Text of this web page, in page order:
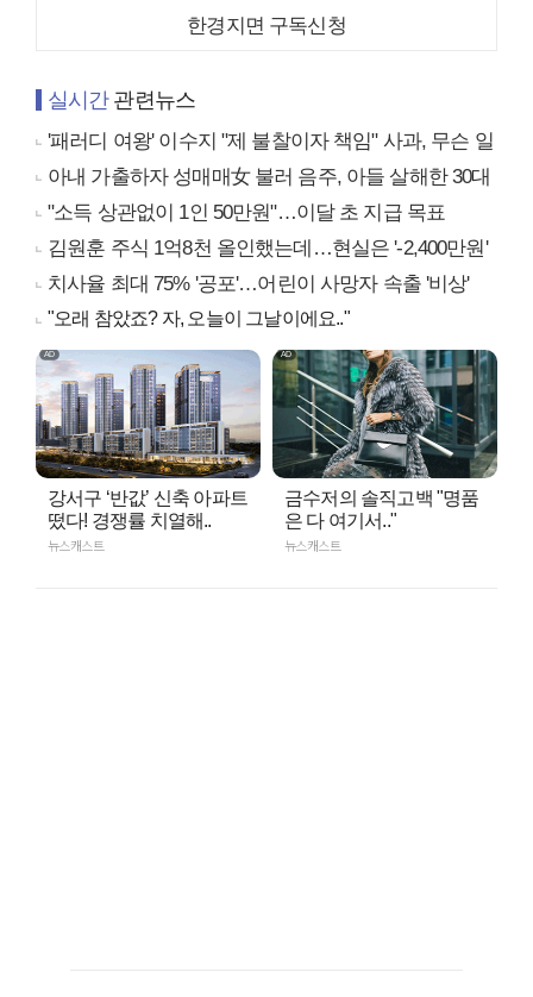
한경지면 구독신청
실시간관련뉴스
'패러디 여왕' 이수지 "제 불찰이자 책임" 사과, 무슨 일
아내 가출하자 성매매女 불러 음주, 아들 살해한 30대
"소득 상관없이 1인 50만원"…이달 초 지급 목표
김원훈 주식 1억8천 올인했는데…현실은 '-2,400만원'
치사율 최대 75% '공포'…어린이 사망자 속출 '비상'
"오래 참았죠? 자, 오늘이 그날이에요.."
강서구 ‘반값’ 신축 아파트
떴다! 경쟁률 치열해..
뉴스캐스트
금수저의 솔직고백 "명품
은 다 여기서.."
뉴스캐스트